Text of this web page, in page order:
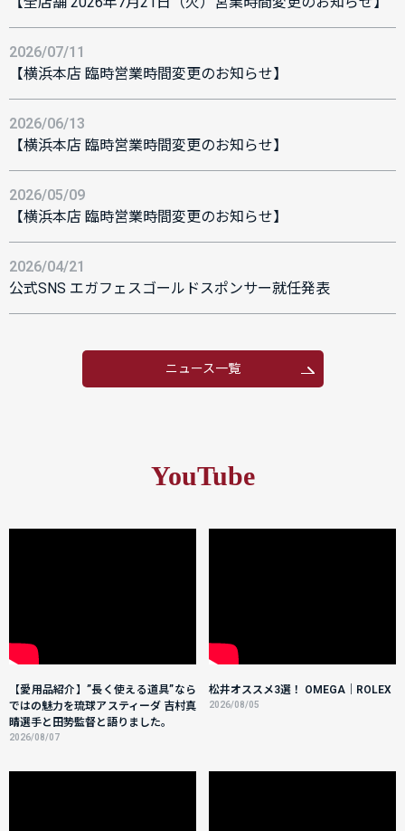
2026/07/11
【横浜本店 臨時営業時間変更のお知らせ】
2026/06/13
【横浜本店 臨時営業時間変更のお知らせ】
2026/05/09
【横浜本店 臨時営業時間変更のお知らせ】
2026/04/21
公式SNS エガフェスゴールドスポンサー就任発表
ニュース一覧
YouTube
【愛用品紹介】”長く使える道具”なら
ではの魅力を琉球アスティーダ 吉村真
晴選手と田㔟監督と語りました。
2026/08/07
松井オススメ3選！ OMEGA｜ROLEX
2026/08/05